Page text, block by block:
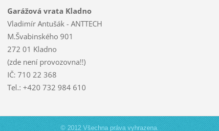
Garážová vrata Kladno
Vladimír Antušák - ANTTECH
M.Švabinského 901
272 01 Kladno
(zde není provozovna!!)
IČ: 710 22 368
Tel.: +420 732 984 610
© 2012 Všechna práva vyhrazena.